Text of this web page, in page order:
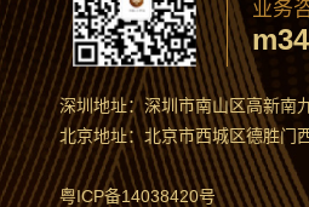
业务
深圳地址：深圳市南山区高新南
北京地址：北京市西城区德胜门
粤ICP备14038420号